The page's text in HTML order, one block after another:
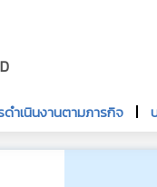
ดำเนินงานตามภารกิจ